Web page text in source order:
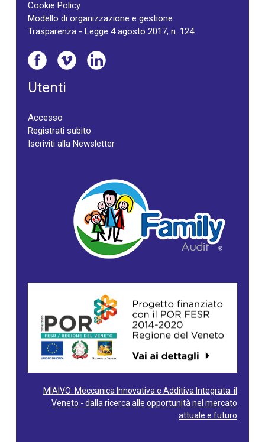
Cookie Policy
Modello di organizzazione e gestione
Trasparenza - Legge 4 agosto 2017, n. 124
Utenti
Accesso
Registrati subito
Iscriviti alla Newsletter
MIAIVO: Meccanica Innovativa e Additiva Integrata: il
Veneto - dalla ricerca alle opportunità nel mercato
attuale e futuro